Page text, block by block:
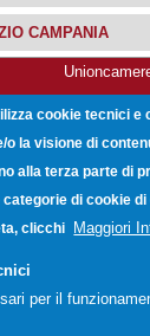
CAMPANIA
cookie tecnici e
o la visione di
alla terza parte di
di cookie
clicchi Maggiori
per il